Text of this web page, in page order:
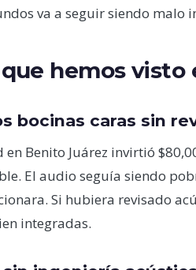
va a seguir siendo malo
hemos visto
bocinas caras sin
Benito Juárez invirtió
El audio seguía siendo
Si hubiera revisado
integradas.